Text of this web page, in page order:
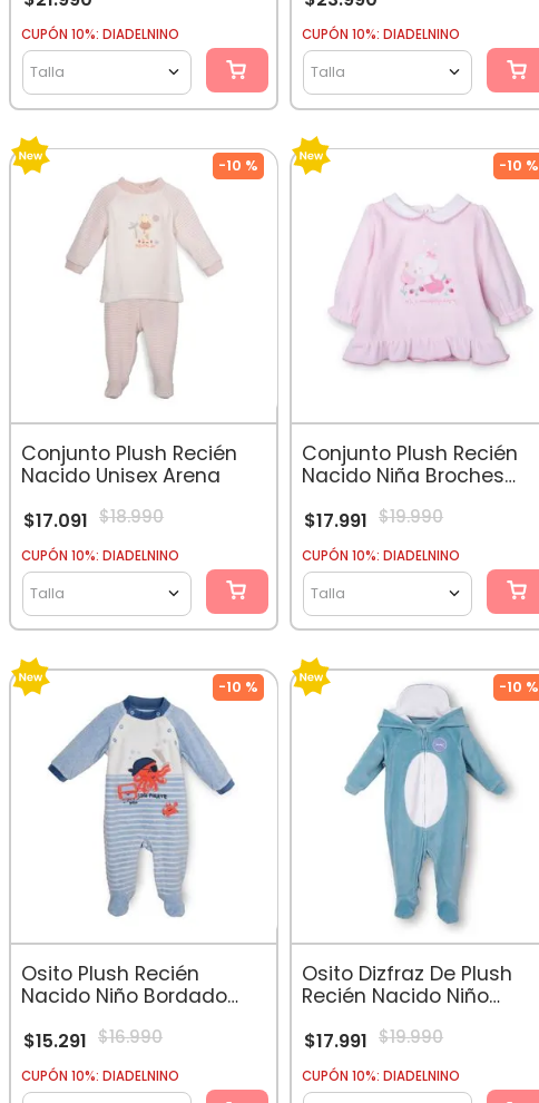
CUPÓN 10%: DIADELNINO
Talla
CUPÓN 10%: DIADELNINO
Talla
Conjunto Plush Recién
Nacido Unisex Arena
-10 %
$17.091 $18.990
CUPÓN 10%: DIADELNINO
Talla
Conjunto Plush Recién
Nacido Niña Broches
-10 %
$17.991 $19.990
CUPÓN 10%: DIADELNINO
Talla
Osito Plush Recién
Nacido Niño Bordado
-10 %
$15.291 $16.990
CUPÓN 10%: DIADELNINO
Osito Dizfraz De Plush
Recién Nacido Niño
-10 %
$17.991 $19.990
CUPÓN 10%: DIADELNINO